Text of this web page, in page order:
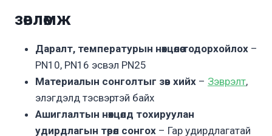
зөвлөмж
Даралт, температурын нөхцөлөө тодорхойлох –
PN10, PN16 эсвэл PN25
Материалын сонголтыг зөв хийх – Зэврэлт,
элэгдэлд тэсвэртэй байх
Ашиглалтын нөхцөлд тохируулан
удирдлагын төрөл сонгох – Гар удирдлагатай